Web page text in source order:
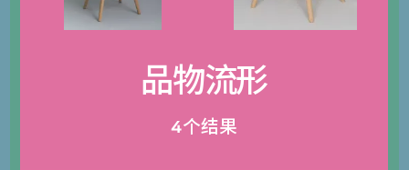
品物流形
4个结果